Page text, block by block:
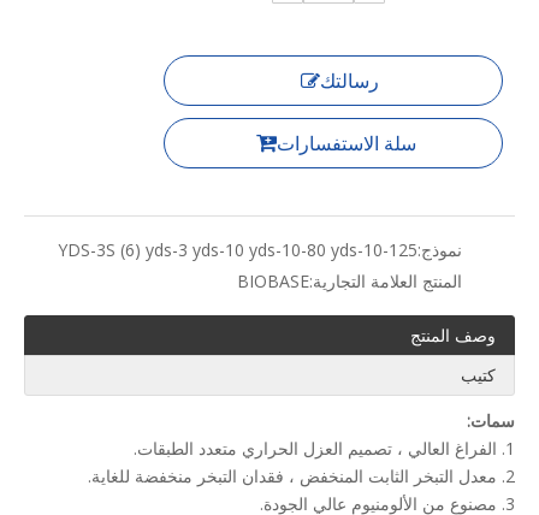
رسالتك
سلة الاستفسارات
نموذج:YDS-3S (6) yds-3 yds-10 yds-10-80 yds-10-125
المنتج العلامة التجارية:BIOBASE
وصف المنتج
كتيب
سمات:
1. الفراغ العالي ، تصميم العزل الحراري متعدد الطبقات.
2. معدل التبخر الثابت المنخفض ، فقدان التبخر منخفضة للغاية.
3. مصنوع من الألومنيوم عالي الجودة.